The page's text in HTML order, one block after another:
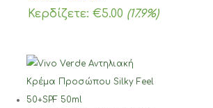
price τρέχουσα
€23.00.
Κερδίζετε: €5.00 (17.9%)